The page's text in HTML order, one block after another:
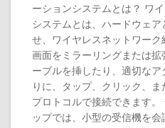
ーションシステムとは？ ワ
システムとは、ハードウェ
せ、ワイヤレスネットワー
画面をミラーリングまたは
ーブルを挿したり、適切な
りに、タップ、クリック、
プロトコルで接続できます
ップでは、小型の受信機を